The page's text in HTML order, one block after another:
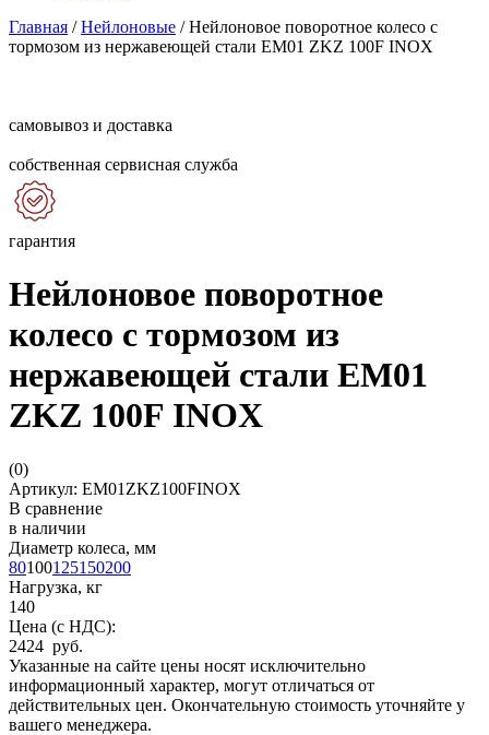
Главная /Нейлоновые /Нейлоновое поворотное колесо с
тормозом из нержавеющей стали EM01 ZKZ 100F INOX
самовывоз и доставка
собственная сервисная служба
гарантия
Нейлоновое поворотное
колесо с тормозом из
нержавеющей стали EM01
ZKZ 100F INOX
(0)
Артикул: EM01ZKZ100FINOX
В сравнение
в наличии
Диаметр колеса, мм
80100125150200
Нагрузка, кг
140
Цена (с НДС):
2424 руб.
Указанные на сайте цены носят исключительно
информационный характер, могут отличаться от
действительных цен. Окончательную стоимость уточняйте у
вашего менеджера.